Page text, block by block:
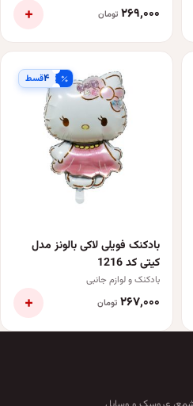
۲۶۹٬۰۰۰ تومان +
۴قسط
بادکنک فویلی لاکی بالونز مدل
کیتی کد 1216
بادکنک و لوازم جانبی
۲۶۷٬۰۰۰ تومان +